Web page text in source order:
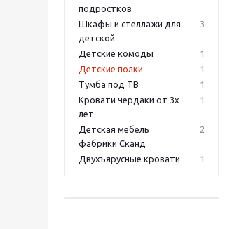
подростков
Шкафы и стеллажи для
детской
3
Детские комоды
1
Детские полки
1
Тумба под ТВ
1
Кровати чердаки от 3х
лет
1
Детская мебель
фабрики Сканд
2
Двухъярусные кровати 1